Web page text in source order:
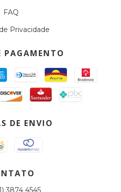
FAQ
Privacidade
PAGAMENTO
DE ENVIO
3874 4545